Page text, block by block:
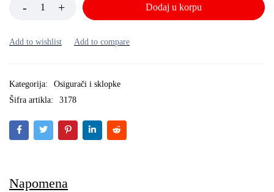
Dodaj u korpu
Kategorija:
Osigurači i sklopke
Šifra artikla:
3178
Napomena